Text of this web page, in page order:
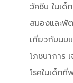
วัคซีน ในเด็
สมองและพั
เกี่ยวกับนม
โภชนาการ
โรคในเด็ก